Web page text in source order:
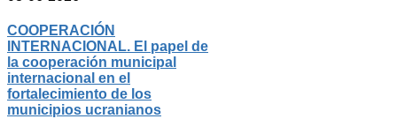
COOPERACIÓN
INTERNACIONAL. El papel de
la cooperación municipal
internacional en el
fortalecimiento de los
municipios ucranianos